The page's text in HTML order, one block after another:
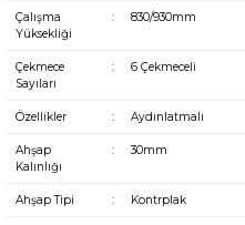
Çalışma
Yüksekliği
: 830/930mm
Çekmece
Sayıları
: 6 Çekmeceli
Özellikler : Aydınlatmalı
Ahşap
Kalınlığı
: 30mm
Ahşap Tipi : Kontrplak